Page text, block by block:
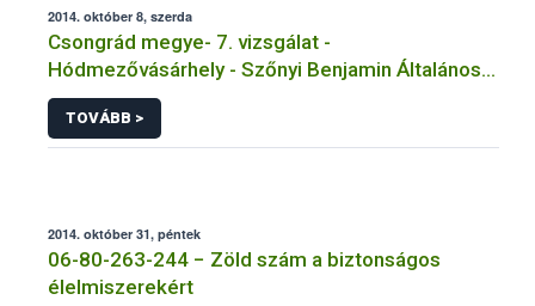
2014. október 8, szerda
Csongrád megye- 7. vizsgálat -
Hódmezővásárhely - Szőnyi Benjamin Általános
Iskola
TOVÁBB >
2014. október 31, péntek
06-80-263-244 − Zöld szám a biztonságos
élelmiszerekért